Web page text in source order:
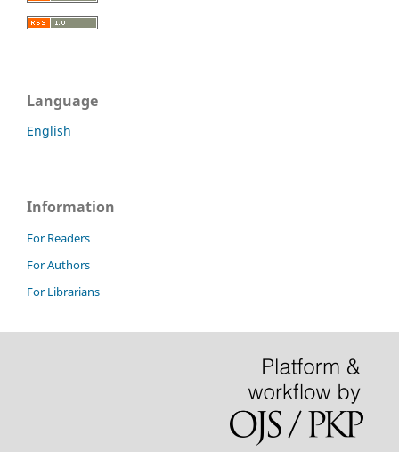
Language
English
Information
For Readers
For Authors
For Librarians